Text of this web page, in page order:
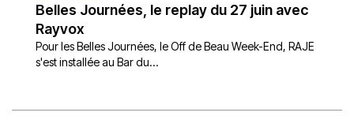
Belles Journées, le replay du 27 juin avec
Rayvox
Pour les Belles Journées, le Off de Beau Week-End, RAJE
s'est installée au Bar du...